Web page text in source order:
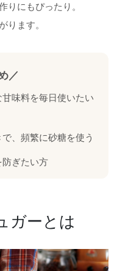
りにもぴったり。
ります。
／
味料を毎日使いたい
、頻繁に砂糖を使う
ぎたい方
ガーとは